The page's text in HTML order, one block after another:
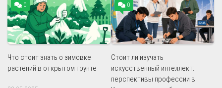
0
Что стоит знать о зимовке
растений в открытом грунте
0
Стоит ли изучать
искусственный интеллект:
перспективы профессии в